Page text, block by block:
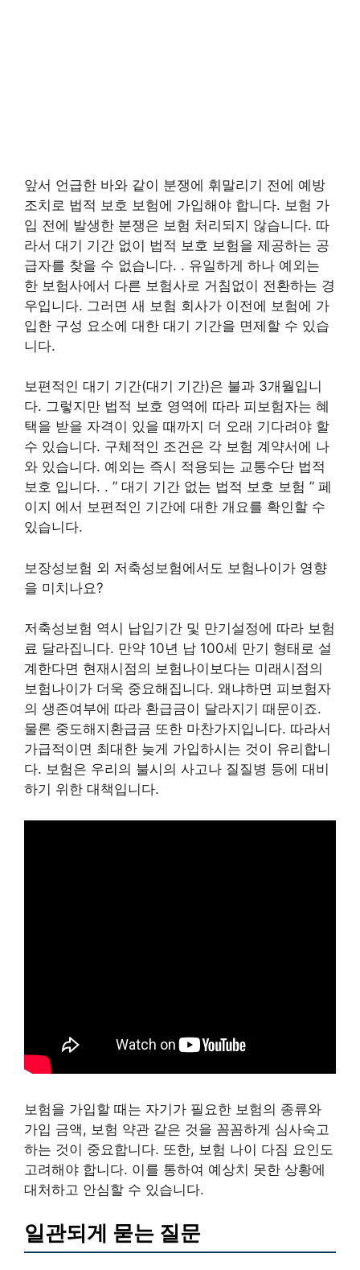
앞서 언급한 바와 같이 분쟁에 휘말리기 전에 예방
조치로 법적 보호 보험에 가입해야 합니다. 보험 가
입 전에 발생한 분쟁은 보험 처리되지 않습니다. 따
라서 대기 기간 없이 법적 보호 보험을 제공하는 공
급자를 찾을 수 없습니다. . 유일하게 하나 예외는
한 보험사에서 다른 보험사로 거침없이 전환하는 경
우입니다. 그러면 새 보험 회사가 이전에 보험에 가
입한 구성 요소에 대한 대기 기간을 면제할 수 있습
니다.
보편적인 대기 기간(대기 기간)은 불과 3개월입니
다. 그렇지만 법적 보호 영역에 따라 피보험자는 혜
택을 받을 자격이 있을 때까지 더 오래 기다려야 할
수 있습니다. 구체적인 조건은 각 보험 계약서에 나
와 있습니다. 예외는 즉시 적용되는 교통수단 법적
보호 입니다. . ” 대기 기간 없는 법적 보호 보험 ” 페
이지 에서 보편적인 기간에 대한 개요를 확인할 수
있습니다.
보장성보험 외 저축성보험에서도 보험나이가 영향
을 미치나요?
저축성보험 역시 납입기간 및 만기설정에 따라 보험
료 달라집니다. 만약 10년 납 100세 만기 형태로 설
계한다면 현재시점의 보험나이보다는 미래시점의
보험나이가 더욱 중요해집니다. 왜냐하면 피보험자
의 생존여부에 따라 환급금이 달라지기 때문이죠.
물론 중도해지환급금 또한 마찬가지입니다. 따라서
가급적이면 최대한 늦게 가입하시는 것이 유리합니
다. 보험은 우리의 불시의 사고나 질질병 등에 대비
하기 위한 대책입니다.
보험을 가입할 때는 자기가 필요한 보험의 종류와
가입 금액, 보험 약관 같은 것을 꼼꼼하게 심사숙고
하는 것이 중요합니다. 또한, 보험 나이 다짐 요인도
고려해야 합니다. 이를 통하여 예상치 못한 상황에
대처하고 안심할 수 있습니다.
일관되게 묻는 질문